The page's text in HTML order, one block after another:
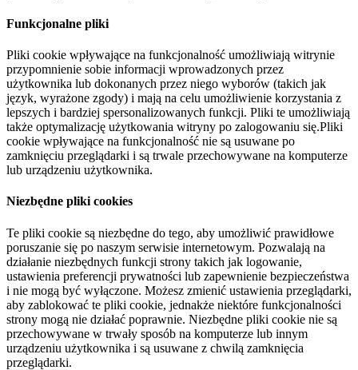
Funkcjonalne pliki
Pliki cookie wpływające na funkcjonalność umożliwiają witrynie
przypomnienie sobie informacji wprowadzonych przez
użytkownika lub dokonanych przez niego wyborów (takich jak
język, wyrażone zgody) i mają na celu umożliwienie korzystania z
lepszych i bardziej spersonalizowanych funkcji. Pliki te umożliwiają
także optymalizację użytkowania witryny po zalogowaniu się.Pliki
cookie wpływające na funkcjonalność nie są usuwane po
zamknięciu przeglądarki i są trwale przechowywane na komputerze
lub urządzeniu użytkownika.
Niezbędne pliki cookies
Te pliki cookie są niezbędne do tego, aby umożliwić prawidłowe
poruszanie się po naszym serwisie internetowym. Pozwalają na
działanie niezbędnych funkcji strony takich jak logowanie,
ustawienia preferencji prywatności lub zapewnienie bezpieczeństwa
i nie mogą być wyłączone. Możesz zmienić ustawienia przeglądarki,
aby zablokować te pliki cookie, jednakże niektóre funkcjonalności
strony mogą nie działać poprawnie. Niezbędne pliki cookie nie są
przechowywane w trwały sposób na komputerze lub innym
urządzeniu użytkownika i są usuwane z chwilą zamknięcia
przeglądarki.